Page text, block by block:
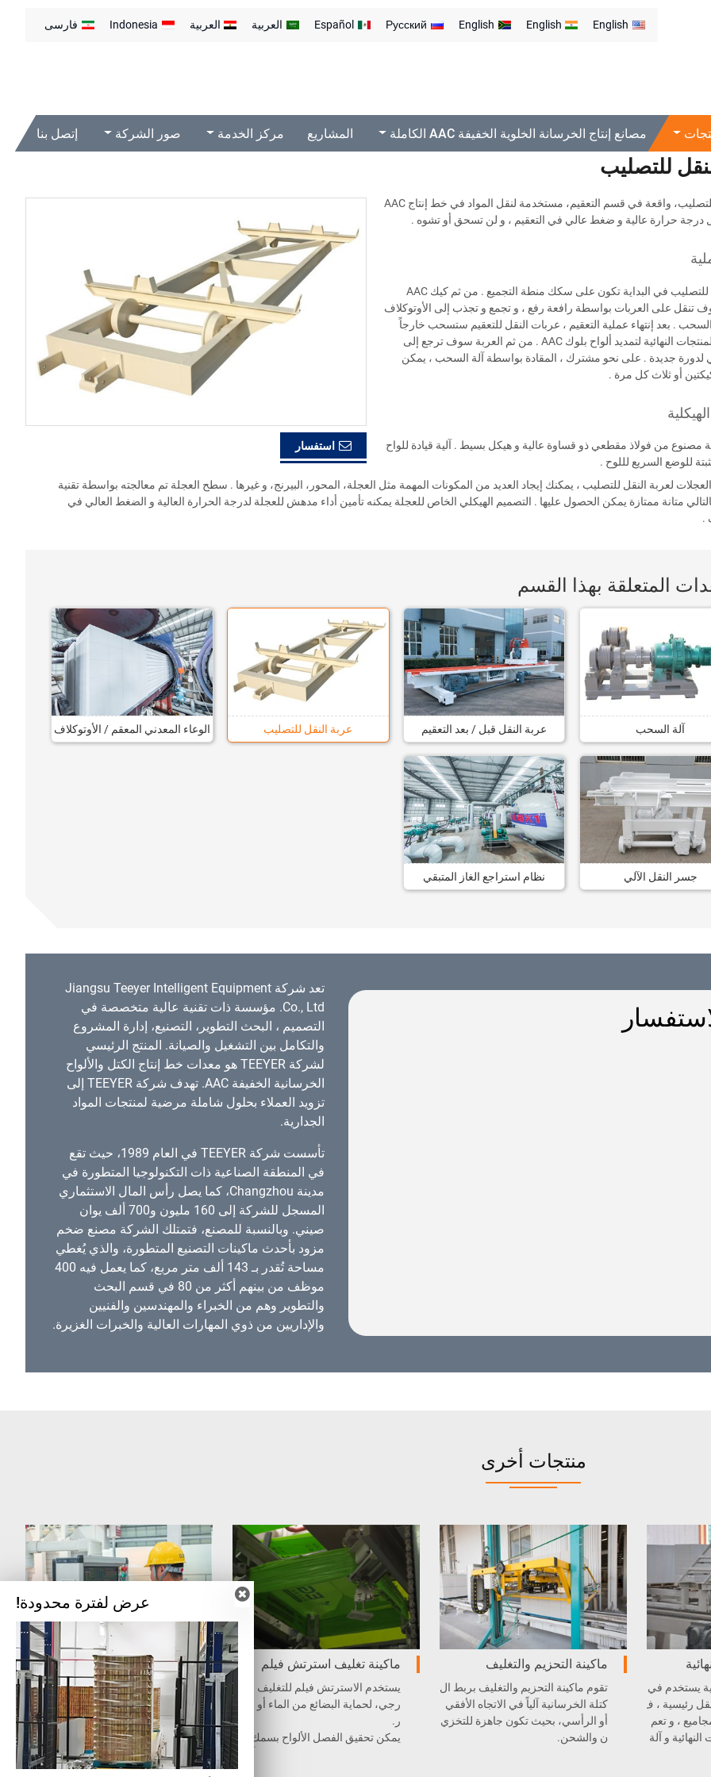
English
English
English
Русский
Español العربية العربية Indonesia فارسی
مصانع إنتاج الخرسانة الخلوية الخفيفة AAC الكاملة المشاريع مركز الخدمة صور الشركة إتصل بنا
للتصليب
استفسار
عربة النقل للتصليب، واقعة في قسم التعقيم، مستخدمة لنقل المواد في خط إنتاج AAC
درجة حرارة عالية و ضغط عالي في التعقيم ، و لن تسحق أو تشوه .
عربات النقل للتصليب في البداية تكون على سكك منطة التجميع . من ثم كيك AAC
تنقل على العربات بواسطة رافعة رفع ، و تجمع و تجذب إلى الأوتوكلاف
. بعد إنتهاء عملية التعقيم ، عربات النقل للتعقيم ستسحب خارجاً
إلى منطقة المنتجات النهائية لتمديد ألواح بلوك AAC . من ثم العربة سوف ترجع إلى
لدورة جديدة . على نحو مشترك ، المقادة بواسطة آلة السحب ، يمكن
أو ثلاث كل مرة .
مصنوع من فولاذ مقطعي ذو قساوة عالية و هيكل بسيط . آلية قيادة للواح
للوضع السريع لللوح .
لعربة النقل للتصليب ، يمكنك إيجاد العديد من المكونات المهمة مثل العجلة، المحور، البيرنج، و غيرها . سطح العجلة تم معالجته بواسطة تقنية
متانة ممتازة يمكن الحصول عليها . التصميم الهيكلي الخاص للعجلة يمكنه تأمين أداء مدهش للعجلة لدرجة الحرارة العالية و الضغط العالي في
.
المتعلقة بهذا القسم
آلة السحب عربة النقل قبل / بعد التعقيم عربة النقل للتصليب الوعاء المعدني المعقم / الأوتوكلاف
جسر النقل الآلي نظام استراجع الغاز المتبقي
تعد شركة Jiangsu Teeyer Intelligent Equipment
Co., Ltd. مؤسسة ذات تقنية عالية متخصصة في
التصميم ، البحث التطوير، التصنيع، إدارة المشروع
والتكامل بين التشغيل والصيانة. المنتج الرئيسي
لشركة TEEYER هو معدات خط إنتاج الكتل والألواح
الخرسانية الخفيفة AAC. تهدف شركة TEEYER إلى
تزويد العملاء بحلول شاملة مرضية لمنتجات المواد
الجدارية.
تأسست شركة TEEYER في العام 1989، حيث تقع
في المنطقة الصناعية ذات التكنولوجيا المتطورة في
مدينة Changzhou، كما يصل رأس المال الاستثماري
المسجل للشركة إلى 160 مليون و700 ألف يوان
صيني. وبالنسبة للمصنع، فتمتلك الشركة مصنع ضخم
مزود بأحدث ماكينات التصنيع المتطورة، والذي يُغطي
مساحة تُقدر بـ 143 ألف متر مربع، كما يعمل فيه 400
موظف من بينهم أكثر من 80 في قسم البحث
والتطوير وهم من الخبراء والمهندسين والفنيين
والإداريين من ذوي المهارات العالية والخبرات الغزيرة.
منتجات أخرى
يستخدم في
رئيسية ، ف
، و تعم
و آلة
ماكينة التحزيم والتغليف
تقوم ماكينة التحزيم والتغليف بربط ال
كتلة الخرسانية آلياً في الاتجاه الأفقي
أو الرأسي، بحيث تكون جاهزة للتخزي
ن والشحن.
ماكينة تغليف استرتش فيلم
يستخدم الاسترتش فيلم للتغليف الخا
رجي، لحماية البضائع من الماء أو الغبا
ر.
نظام التحكم في الإنتاج
نظام التحكم الآلي DCS مكون من مك
ونات نظام Siemens PLC، هو نظام الت
حكم اللامركزي ونمط الإدارة المركزي
ة، معدل العطل المنخفض وسهولة ال
صيانة.
عرض لفترة محدودة!